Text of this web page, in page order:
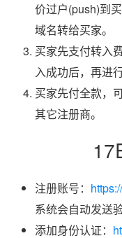
价过户(push)到
域名转给买家。
买家先支付转入
入成功后，再进
买家先付全款，
其它注册商。
注册账号：
系统会自动发送
添加身份认证：